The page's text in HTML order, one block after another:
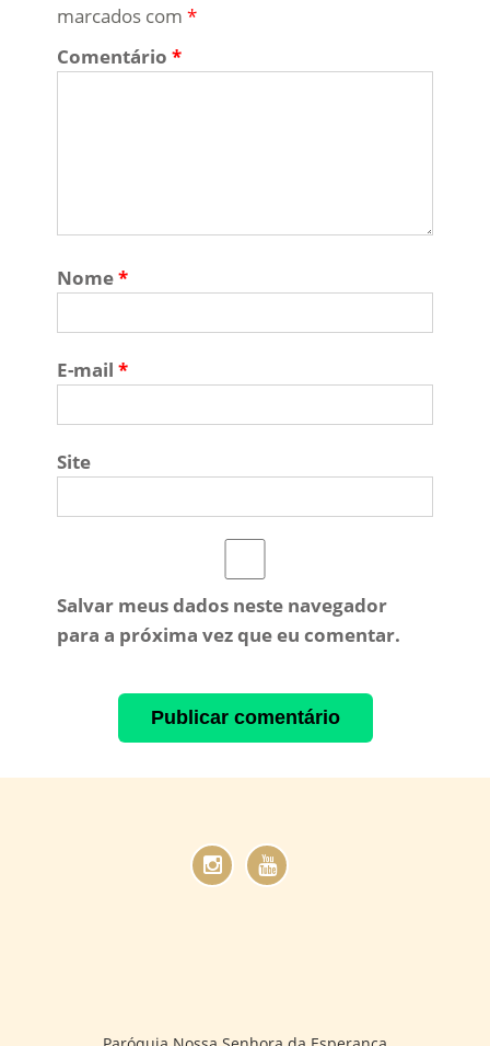
marcados com *
Comentário *
Nome*
E-mail *
Site
Salvar meus dados neste navegador
para a próxima vez que eu comentar.